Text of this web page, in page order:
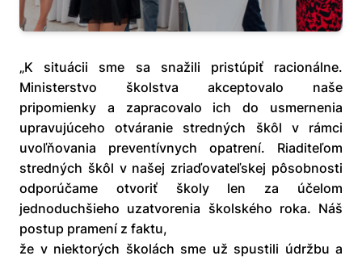
„K situácii sme sa snažili pristúpiť racionálne.
Ministerstvo školstva akceptovalo naše
pripomienky a zapracovalo ich do usmernenia
upravujúceho otváranie stredných škôl v rámci
uvoľňovania preventívnych opatrení. Riaditeľom
stredných škôl v našej zriaďovateľskej pôsobnosti
odporúčame otvoriť školy len za účelom
jednoduchšieho uzatvorenia školského roka. Náš
postup pramení z faktu,
že v niektorých školách sme už spustili údržbu a